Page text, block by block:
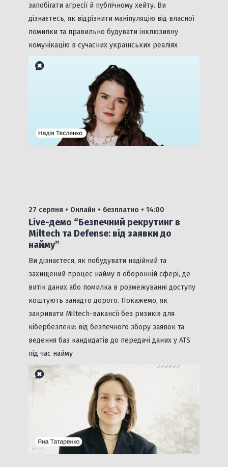
запобігати агресії й публічному хейту. Ви
дізнаєтесь, як відрізнити маніпуляцію від власної
помилки та правильно будувати інклюзивну
комунікацію в сучасних українських реаліях
27 серпня • Онлайн • безплатно • 14:00
Live-демо “Безпечний рекрутинг в
Miltech та Defense: від заявки до
найму”
Ви дізнаєтеся, як побудувати надійний та
захищений процес найму в оборонній сфері, де
витік даних або помилка в розмежуванні доступу
коштують занадто дорого. Покажемо, як
закривати Miltech-вакансії без ризиків для
кібербезпеки: від безпечного збору заявок та
ведення баз кандидатів до передачі даних у ATS
під час найму